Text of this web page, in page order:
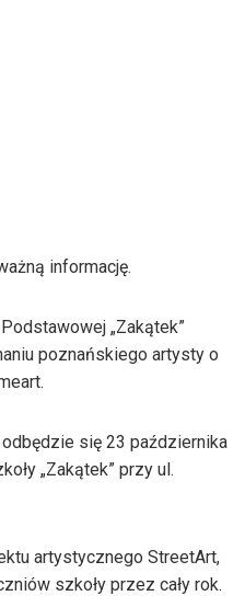
informację.
„Zakątek”
poznańskiego artysty o
się 23 października
„Zakątek” przy ul.
artystycznego StreetArt,
szkoły przez cały rok.